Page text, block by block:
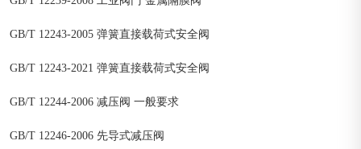
GB/T 12243-2005 弹簧直接载荷式安全阀
GB/T 12243-2021 弹簧直接载荷式安全阀
GB/T 12244-2006 减压阀 一般要求
GB/T 12246-2006 先导式减压阀